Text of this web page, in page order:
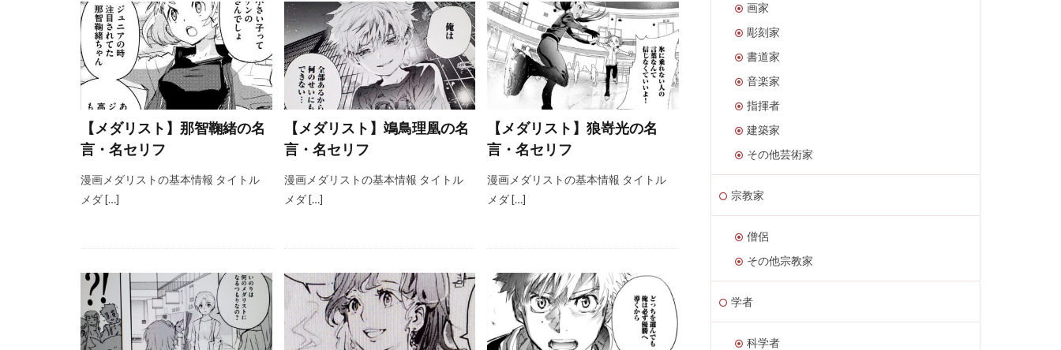
【メダリスト】那智鞠緒の名
言・名セリフ
漫画メダリストの基本情報 タイトル
メダ […]
【メダリスト】鴗鳥理凰の名
言・名セリフ
漫画メダリストの基本情報 タイトル
メダ […]
【メダリスト】狼嵜光の名
言・名セリフ
漫画メダリストの基本情報 タイトル
メダ […]
画家
彫刻家
書道家
音楽家
指揮者
建築家
その他芸術家
宗教家
僧侶
その他宗教家
学者
科学者